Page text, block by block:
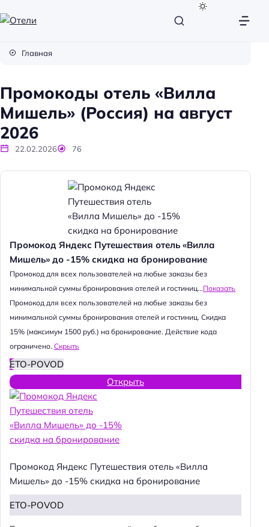
и
Главная
Промокоды отель «Вилла
Мишель» (Россия) на август
2026
22.02.2026 76
Промокод Яндекс Путешествия отель «Вилла
Мишель» до -15% скидка на бронирование
Промокод для всех пользователей на любые заказы без
минимальной суммы бронирования отелей и гостиниц...Показать
Промокод для всех пользователей на любые заказы без
минимальной суммы бронирования отелей и гостиниц. Скидка
15% (максимум 1500 руб.) на бронирование. Действие кода
ограничено. Скрыть
ETO-POVOD
Открыть
Промокод Яндекс Путешествия отель «Вилла
Мишель» до -15% скидка на бронирование
ETO-POVOD